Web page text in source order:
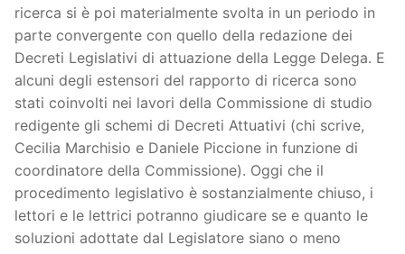
ricerca si è poi materialmente svolta in un periodo in
parte convergente con quello della redazione dei
Decreti Legislativi di attuazione della Legge Delega. E
alcuni degli estensori del rapporto di ricerca sono
stati coinvolti nei lavori della Commissione di studio
redigente gli schemi di Decreti Attuativi (chi scrive,
Cecilia Marchisio e Daniele Piccione in funzione di
coordinatore della Commissione). Oggi che il
procedimento legislativo è sostanzialmente chiuso, i
lettori e le lettrici potranno giudicare se e quanto le
soluzioni adottate dal Legislatore siano o meno